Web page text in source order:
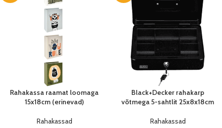
Rahakassa raamat loomaga
15x18cm (erinevad)
Rahakassad
Black+Decker rahakarp
võtmega 5-sahtlit 25x8x18cm
Rahakassad